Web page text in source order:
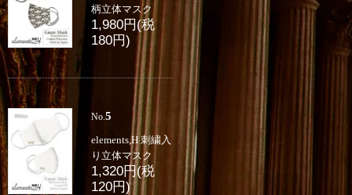
柄立体マスク
1,980円(税
180円)
No. 5
elements,H 刺繍入
り立体マスク
1,320円(税
120円)